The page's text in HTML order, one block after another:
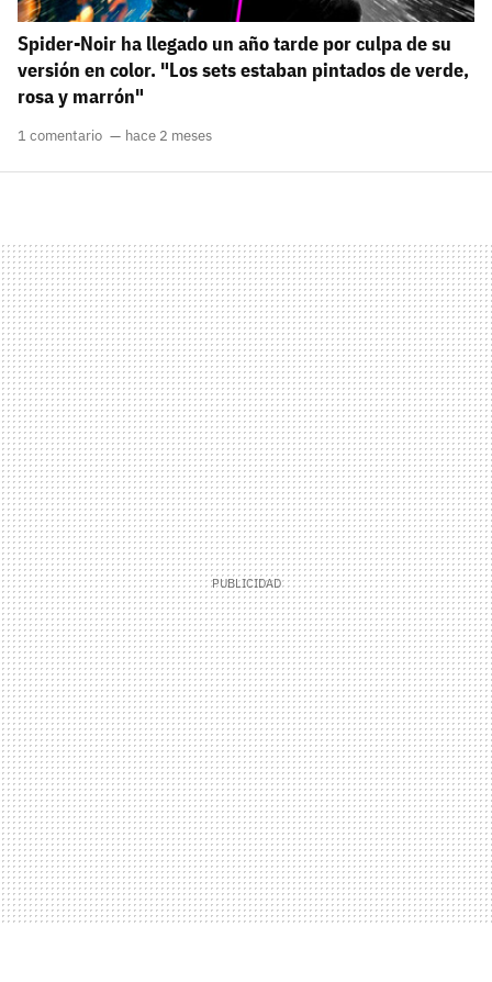
Spider-Noir ha llegado un año tarde por culpa de su
versión en color. "Los sets estaban pintados de verde,
rosa y marrón"
1 comentario hace 2 meses